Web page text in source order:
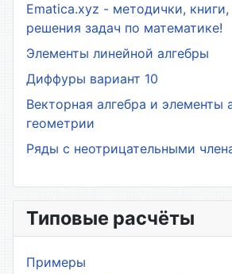
Ematica.xyz - методички,
решения задач по математике!
Элементы линейной алгебры
Диффуры вариант 10
Векторная алгебра и элементы
геометрии
Ряды с неотрицательными
Типовые расчёты
Примеры